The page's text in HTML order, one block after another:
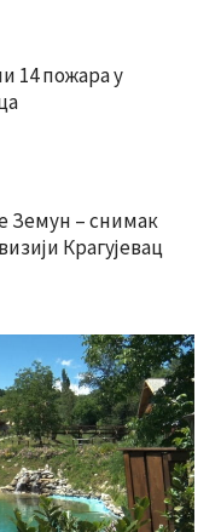
14 пожара у
Земун – снимак
Крагујевац